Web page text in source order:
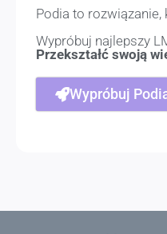
Podia to
Wypróbuj najlepszy
Przekształć swoją
Wypróbuj